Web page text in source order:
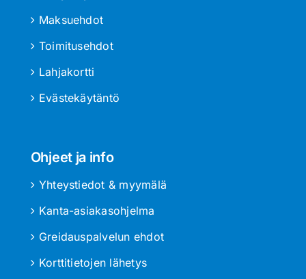
Maksuehdot
Toimitusehdot
Lahjakortti
Evästekäytäntö
Ohjeet ja info
Yhteystiedot & myymälä
Kanta-asiakasohjelma
Greidauspalvelun ehdot
Korttitietojen lähetys